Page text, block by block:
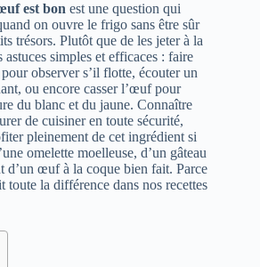
est bon est une question qui
on ouvre le frigo sans être sûr
trésors. Plutôt que de les jeter à la
simples et efficaces : faire
observer s’il flotte, écouter un
ou encore casser l’œuf pour
du blanc et du jaune. Connaître
de cuisiner en toute sécurité,
pleinement de cet ingrédient si
omelette moelleuse, d’un gâteau
d’un œuf à la coque bien fait. Parce
la différence dans nos recettes